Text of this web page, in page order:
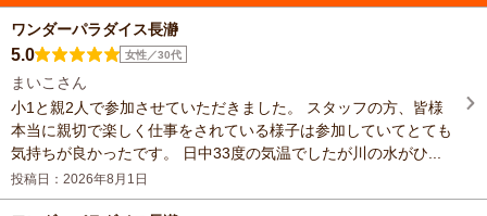
ワンダーパラダイス長瀞
5.0 女性／30代
まいこさん
小1と親2人で参加させていただきました。 スタッフの方、皆様
本当に親切で楽しく仕事をされている様子は参加していてとても
気持ちが良かったです。 日中33度の気温でしたが川の水がひ...
投稿日：2026年8月1日